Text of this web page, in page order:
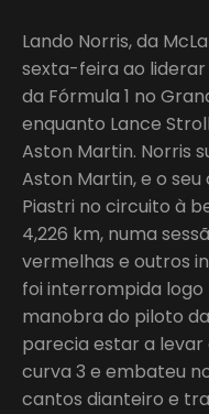
Lando Norris, da
sexta-feira ao liderar
da Fórmula 1 no
enquanto Lance
Aston Martin. Norris
Aston Martin, e o
Piastri no circuito à
4,226 km, numa
vermelhas e outros
foi interrompida logo
manobra do piloto
parecia estar a
curva 3 e embateu
cantos dianteiro e